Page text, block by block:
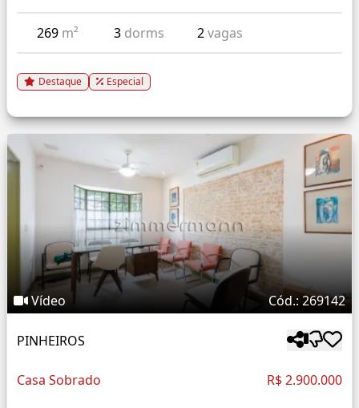
269 m² 3 dorms 2vagas
Destaque Especial
Vídeo Cód.: 269142
PINHEIROS
Casa Sobrado R$ 2.900.000